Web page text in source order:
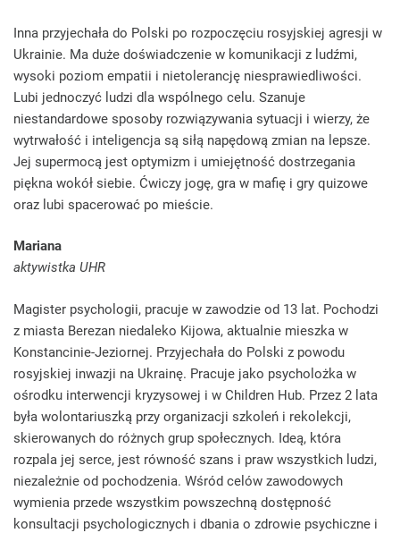
Inna przyjechała do Polski po rozpoczęciu rosyjskiej agresji w
Ukrainie. Ma duże doświadczenie w komunikacji z ludźmi,
wysoki poziom empatii i nietolerancję niesprawiedliwości.
Lubi jednoczyć ludzi dla wspólnego celu. Szanuje
niestandardowe sposoby rozwiązywania sytuacji i wierzy, że
wytrwałość i inteligencja są siłą napędową zmian na lepsze.
Jej supermocą jest optymizm i umiejętność dostrzegania
piękna wokół siebie. Ćwiczy jogę, gra w mafię i gry quizowe
oraz lubi spacerować po mieście.
Mariana
aktywistka UHR
Magister psychologii, pracuje w zawodzie od 13 lat. Pochodzi
z miasta Berezan niedaleko Kijowa, aktualnie mieszka w
Konstancinie-Jeziornej. Przyjechała do Polski z powodu
rosyjskiej inwazji na Ukrainę. Pracuje jako psycholożka w
ośrodku interwencji kryzysowej i w Children Hub. Przez 2 lata
była wolontariuszką przy organizacji szkoleń i rekolekcji,
skierowanych do różnych grup społecznych. Ideą, która
rozpala jej serce, jest równość szans i praw wszystkich ludzi,
niezależnie od pochodzenia. Wśród celów zawodowych
wymienia przede wszystkim powszechną dostępność
konsultacji psychologicznych i dbania o zdrowie psychiczne i